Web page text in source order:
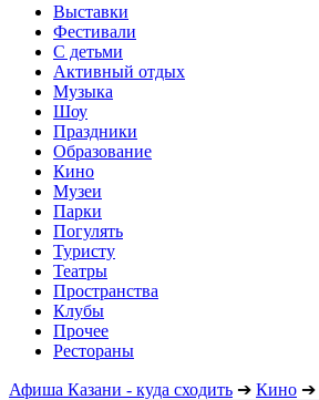
Выставки
Фестивали
С детьми
Активный отдых
Музыка
Шоу
Праздники
Образование
Кино
Музеи
Парки
Погулять
Туристу
Театры
Пространства
Клубы
Прочее
Рестораны
Афиша Казани - куда сходить ➔ Кино ➔